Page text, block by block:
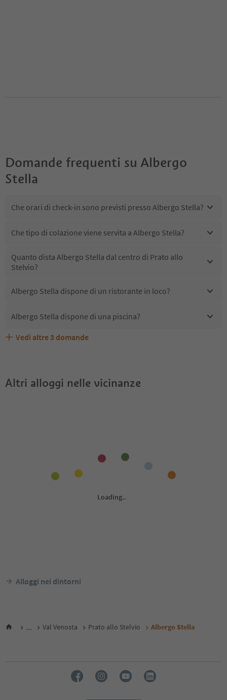
Domande frequenti su Albergo
Stella
Che orari di check-in sono previsti presso Albergo Stella?
Che tipo di colazione viene servita a Albergo Stella?
Quanto dista Albergo Stella dal centro di Prato allo
Stelvio?
Albergo Stella dispone di un ristorante in loco?
Albergo Stella dispone di una piscina?
Albergo Stella accetta animali domestici?
Quali servizi/attività sono disponibili presso Albergo
Gli ospiti di Albergo Stella ricevono l'Alto Adige Guest
Vedi altre 3 domande
Altri alloggi nelle vicinanze
Alloggi nei dintorni
... Val Venosta Prato allo Stelvio Albergo Stella